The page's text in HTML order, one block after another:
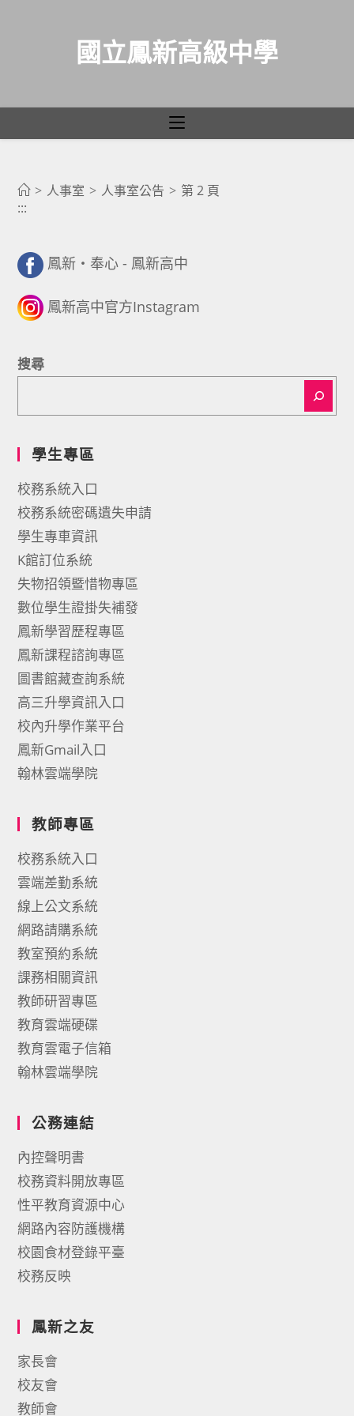
國立鳳新高級中學
> 人事室 > 人事室公告 > 第 2 頁
:::
鳳新・奉心 - 鳳新高中
鳳新高中官方Instagram
搜尋
學生專區
校務系統入口
校務系統密碼遺失申請
學生專車資訊
K館訂位系統
失物招領暨惜物專區
數位學生證掛失補發
鳳新學習歷程專區
鳳新課程諮詢專區
圖書館藏查詢系統
高三升學資訊入口
校內升學作業平台
鳳新Gmail入口
翰林雲端學院
教師專區
校務系統入口
雲端差勤系統
線上公文系統
網路請購系統
教室預約系統
課務相關資訊
教師研習專區
教育雲端硬碟
教育雲電子信箱
翰林雲端學院
公務連結
內控聲明書
校務資料開放專區
性平教育資源中心
網路內容防護機構
校園食材登錄平臺
校務反映
鳳新之友
家長會
校友會
教師會